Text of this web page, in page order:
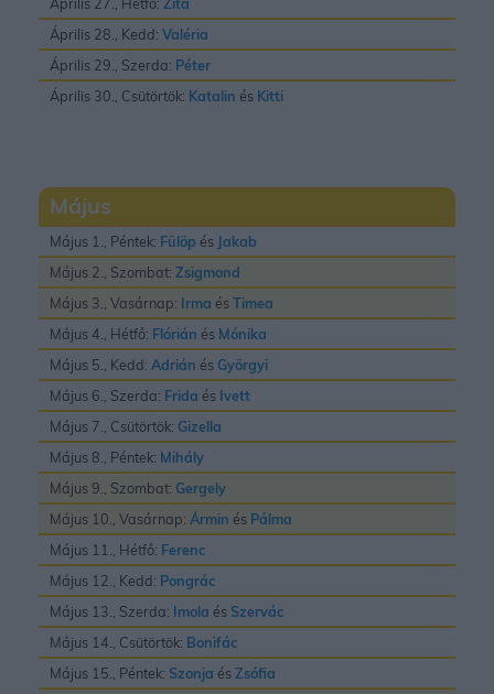
Április 28., Kedd: Valéria
Április 29., Szerda: Péter
Április 30., Csütörtök: Katalin és Kitti
Május
Május 1., Péntek: Fülöp és Jakab
Május 2., Szombat: Zsigmond
Május 3., Vasárnap: Irma ésTimea
Május 4., Hétfő: Flórián és Mónika
Május 5., Kedd: Adrián és Györgyi
Május 6., Szerda: Frida és Ivett
Május 7., Csütörtök: Gizella
Május 8., Péntek: Mihály
Május 9., Szombat: Gergely
Május 10., Vasárnap: Ármin és Pálma
Május 11., Hétfő: Ferenc
Május 12., Kedd: Pongrác
Május 13., Szerda: Imola és Szervác
Május 14., Csütörtök: Bonifác
Május 15., Péntek: Szonja ésZsófia